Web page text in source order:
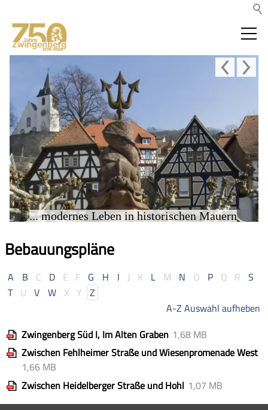
... modernes Leben in historischen Mauern
Bebauungspläne
A B C D E F G H I J K L M N O P Q R S
T U V W X Y Z
A-Z Auswahl aufheben
Zwingenberg Süd I, Im Alten Graben 1,68 MB
Zwischen Fehlheimer Straße und Wiesenpromenade West
1,66 MB
Zwischen Heidelberger Straße und Hohl 1,07 MB